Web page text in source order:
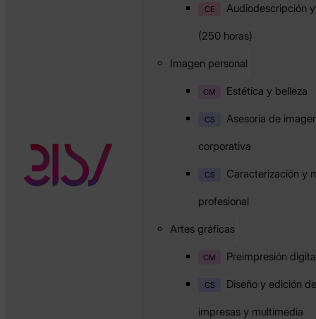
CE Audiodescripción
(250 horas)
Imagen personal
CM Estética y belleza
CS Asesoría de
corporativa
CS Caracterización y
profesional
Artes gráficas
CM Preimpresión
CS Diseño y edición
impresas y multimedia